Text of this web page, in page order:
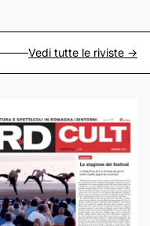
Vedi tutte le riviste ->